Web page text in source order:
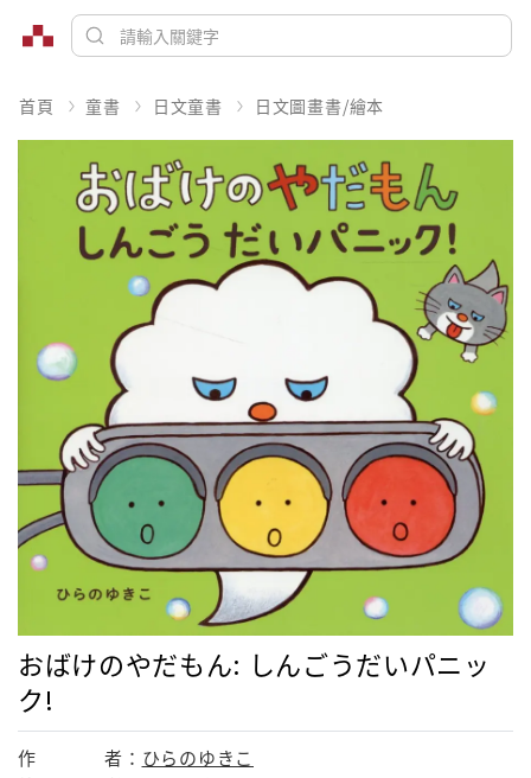
首頁 童書 日文童書 日文圖畫書/繪本
おばけのやだもん: しんごうだいパニッ
ク!
作 者： ひらのゆきこ